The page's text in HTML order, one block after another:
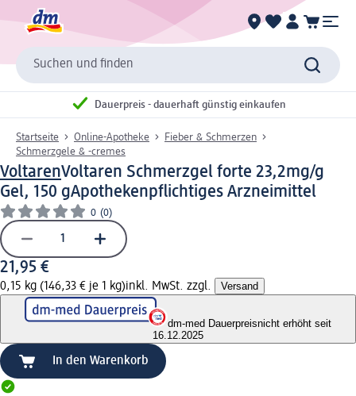
Suchen und finden
Dauerpreis - dauerhaft günstig einkaufen
Startseite Online-Apotheke
Fieber & Schmerzen
Schmerzgele & -cremes
VoltarenVoltaren Schmerzgel forte 23,2mg/g
Gel, 150 gApothekenpflichtiges Arzneimittel
0 (0)
21,95 €
0,15 kg (146,33 € je 1 kg)inkl. MwSt. zzgl. Versand
dm-med Dauerpreisnicht erhöht seit
16.12.2025
In den Warenkorb